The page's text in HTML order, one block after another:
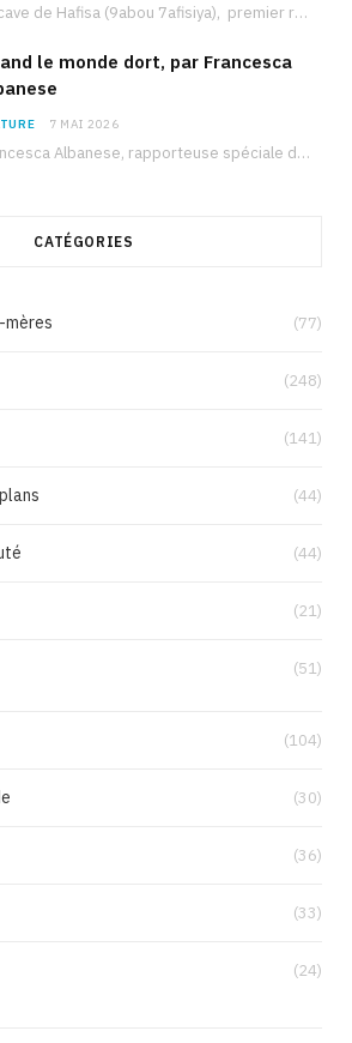
Le cave de Hafisa (9abou 7afisiya), premier roman du journaliste tunisien Mohamed Amine Ben Hlel,…
le monde dort, par Francesca
7 MAI 2026
Francesca Albanese, rapporteuse spéciale de l’ONU sur les territoires palestiniens occupés, était à Tunis pour…
CATÉGORIES
mères (77)
(248)
(141)
(44)
(44)
(21)
(51)
(104)
(30)
(36)
(33)
(24)